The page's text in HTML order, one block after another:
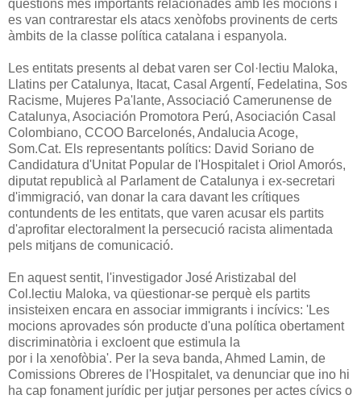
qüestions més importants relacionades amb les mocions i
es van contrarestar els atacs xenòfobs provinents de certs
àmbits de la classe política catalana i espanyola.
Les entitats presents al debat varen ser Col·lectiu Maloka,
Llatins per Catalunya, Itacat, Casal Argentí, Fedelatina, Sos
Racisme, Mujeres Pa'lante, Associació Camerunense de
Catalunya, Asociación Promotora Perú, Asociación Casal
Colombiano, CCOO Barcelonés, Andalucia Acoge,
Som.Cat. Els representants polítics: David Soriano de
Candidatura d'Unitat Popular de l'Hospitalet i Oriol Amorós,
diputat republicà al Parlament de Catalunya i ex-secretari
d'immigració, van donar la cara davant les crítiques
contundents de les entitats, que varen acusar els partits
d'aprofitar electoralment la persecució racista alimentada
pels mitjans de comunicació.
En aquest sentit, l'investigador José Aristizabal del
Col.lectiu Maloka, va qüestionar-se perquè els partits
insisteixen encara en associar immigrants i incívics: 'Les
mocions aprovades són producte d'una política obertament
discriminatòria i excloent que estimula la
por i la xenofòbia'. Per la seva banda, Ahmed Lamin, de
Comissions Obreres de l'Hospitalet, va denunciar que ino hi
ha cap fonament jurídic per jutjar persones per actes cívics o